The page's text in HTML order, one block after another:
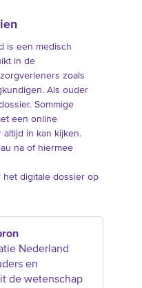
is een medisch
in de
zoals
Als ouder
Sommige
een online
in kan kijken.
na of hiermee
het digitale dossier op
Nederland
en
de wetenschap